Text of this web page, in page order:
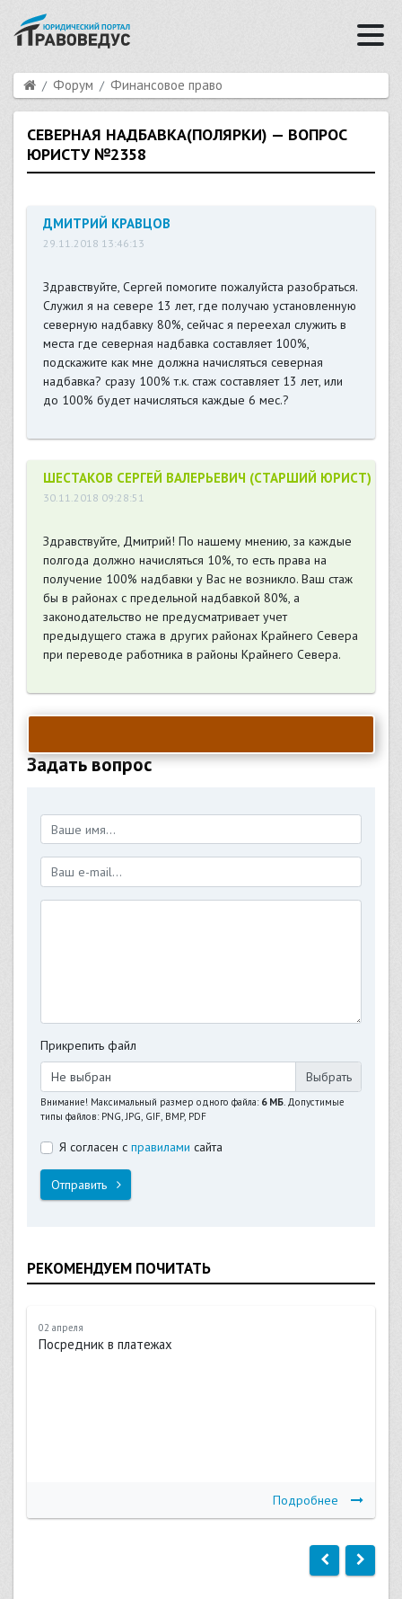
Форум Финансовое право
СЕВЕРНАЯ НАДБАВКА(ПОЛЯРКИ) — ВОПРОС
ЮРИСТУ №2358
ДМИТРИЙ КРАВЦОВ
29.11.2018 13:46:13
Здравствуйте, Сергей помогите пожалуйста разобраться.
Служил я на севере 13 лет, где получаю установленную
северную надбавку 80%, сейчас я переехал служить в
места где северная надбавка составляет 100%,
подскажите как мне должна начисляться северная
надбавка? сразу 100% т.к. стаж составляет 13 лет, или
до 100% будет начисляться каждые 6 мес.?
ШЕСТАКОВ СЕРГЕЙ ВАЛЕРЬЕВИЧ (СТАРШИЙ ЮРИСТ)
30.11.2018 09:28:51
Здравствуйте, Дмитрий! По нашему мнению, за каждые
полгода должно начисляться 10%, то есть права на
получение 100% надбавки у Вас не возникло. Ваш стаж
бы в районах с предельной надбавкой 80%, а
законодательство не предусматривает учет
предыдущего стажа в других районах Крайнего Севера
при переводе работника в районы Крайнего Севера.
Задать вопрос
Прикрепить файл
Не выбран
Внимание! Максимальный размер одного файла: 6 МБ. Допустимые
типы файлов: PNG, JPG, GIF, BMP, PDF
Я согласен с правилами сайта
Отправить
РЕКОМЕНДУЕМ ПОЧИТАТЬ
02 апреля
Посредник в платежах
Подробнее